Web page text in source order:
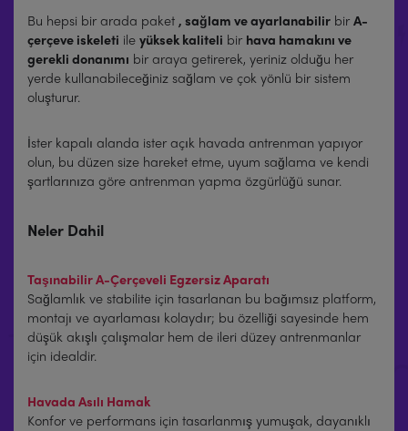
Bu hepsi bir arada paket , sağlam ve ayarlanabilir bir A-
çerçeve iskeleti ile yüksek kaliteli bir hava hamakını ve
gerekli donanımı bir araya getirerek, yeriniz olduğu her
yerde kullanabileceğiniz sağlam ve çok yönlü bir sistem
oluşturur.
İster kapalı alanda ister açık havada antrenman yapıyor
olun, bu düzen size hareket etme, uyum sağlama ve kendi
şartlarınıza göre antrenman yapma özgürlüğü sunar.
Neler Dahil
Taşınabilir A-Çerçeveli Egzersiz Aparatı
Sağlamlık ve stabilite için tasarlanan bu bağımsız platform,
montajı ve ayarlaması kolaydır; bu özelliği sayesinde hem
düşük akışlı çalışmalar hem de ileri düzey antrenmanlar
için idealdir.
Havada Asılı Hamak
Konfor ve performans için tasarlanmış yumuşak, dayanıklı